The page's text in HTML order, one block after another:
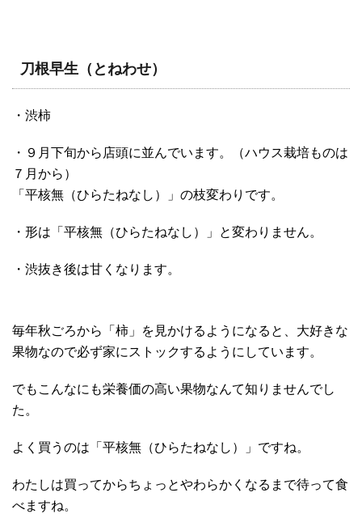
刀根早生（とねわせ）
・渋柿
・９月下旬から店頭に並んでいます。（ハウス栽培ものは
７月から）
「平核無（ひらたねなし）」の枝変わりです。
・形は「平核無（ひらたねなし）」と変わりません。
・渋抜き後は甘くなります。
毎年秋ごろから「柿」を見かけるようになると、大好きな
果物なので必ず家にストックするようにしています。
でもこんなにも栄養価の高い果物なんて知りませんでし
た。
よく買うのは「平核無（ひらたねなし）」ですね。
わたしは買ってからちょっとやわらかくなるまで待って食
べますね。